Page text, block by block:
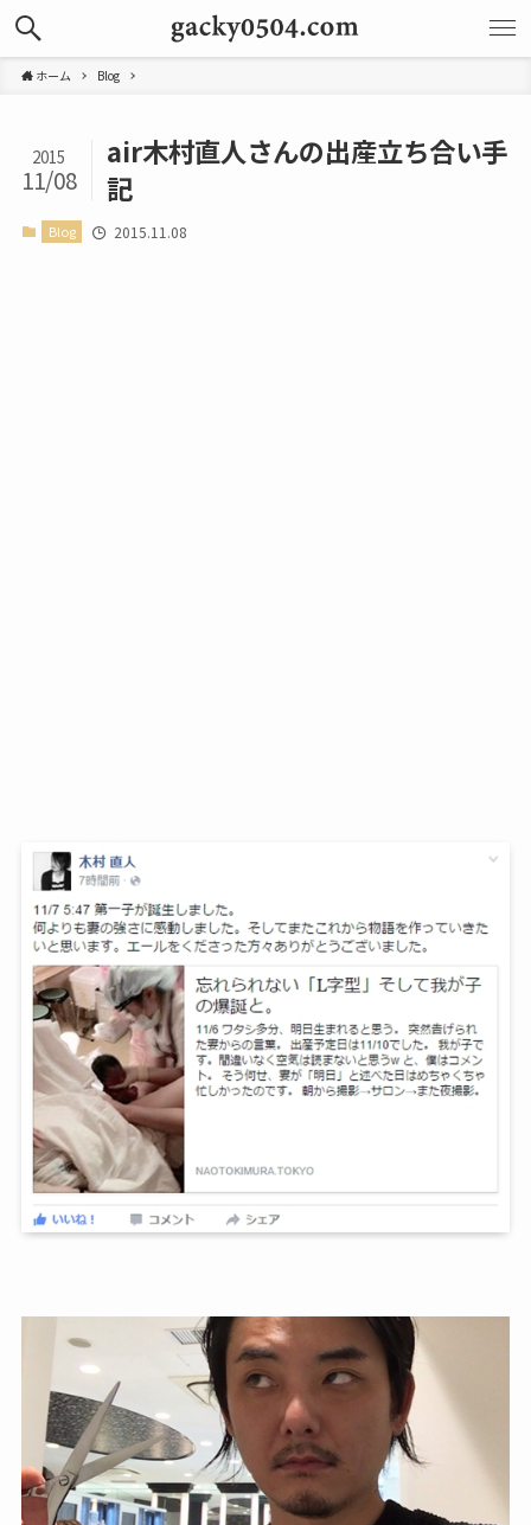
ホーム Blog
air木村直人さんの出産立ち合い手
記
2015
11/08
Blog 2015.11.08